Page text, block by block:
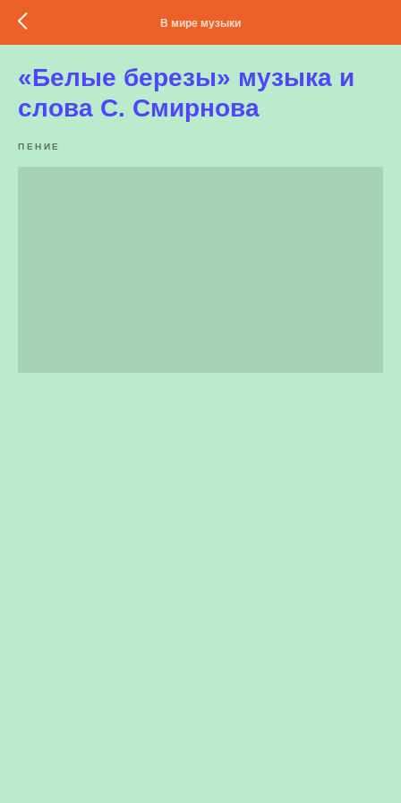
В мире музыки
«Белые березы» музыка и
слова С. Смирнова
ПЕНИЕ